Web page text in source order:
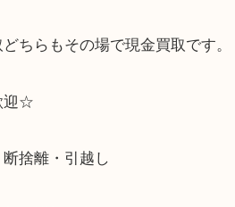
店舗がございます。